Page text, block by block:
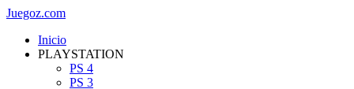
Juegoz.com
Inicio
PLAYSTATION
PS 4
PS 3